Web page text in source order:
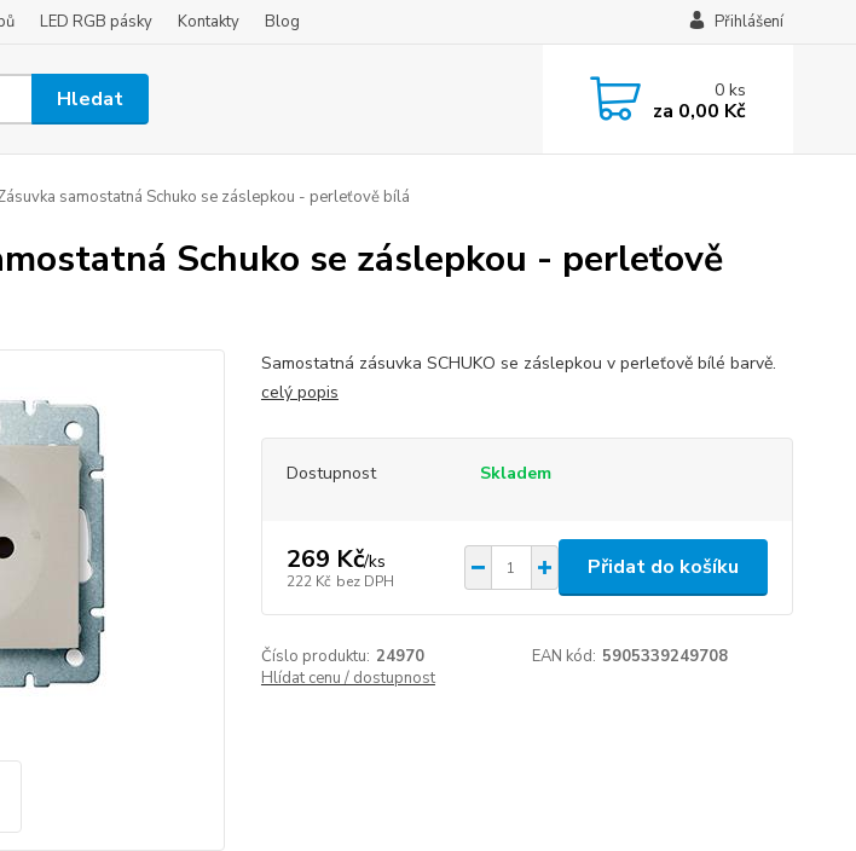
LED RGB pásky Kontakty Blog Přihlášení
Hledat 0ks
za 0,00 Kč
samostatná Schuko se záslepkou - perleťově bílá
Schuko se záslepkou - perleťově
Samostatná zásuvka SCHUKO se záslepkou v perleťově bílé barvě.
celý popis
Dostupnost Skladem
269 Kč/ks
222 Kč bez DPH
Přidat do košíku
Číslo produktu: 24970 EAN kód: 5905339249708
Hlídat cenu / dostupnost